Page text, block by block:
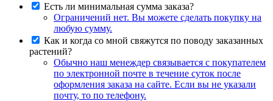
Есть ли минимальная сумма заказа?
Ограничений нет. Вы можете сделать покупку на
любую сумму.
Как и когда со мной свяжутся по поводу заказанных
растений?
Обычно наш менеждер связывается с покупателем
по электронной почте в течение суток после
оформления заказа на сайте. Если вы не указали
почту, то по телефону.